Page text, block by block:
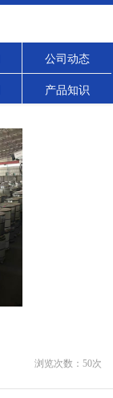
公司动态
产品知识
浏览次数： 50次